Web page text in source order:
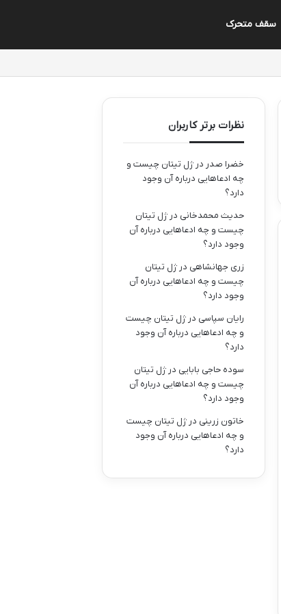
سقف متحرک
نظرات برتر کاربران
خضرا صدر در ژل تیتان چیست و
چه ادعاهایی درباره آن وجود
دارد؟
حدیث محمدخانی در ژل تیتان
چیست و چه ادعاهایی درباره آن
وجود دارد؟
زری جهانشاهی در ژل تیتان
چیست و چه ادعاهایی درباره آن
وجود دارد؟
رایان سپاسی در ژل تیتان چیست
و چه ادعاهایی درباره آن وجود
دارد؟
سوده حاجی بابایی در ژل تیتان
چیست و چه ادعاهایی درباره آن
وجود دارد؟
خاتون زرینی در ژل تیتان چیست
و چه ادعاهایی درباره آن وجود
دارد؟